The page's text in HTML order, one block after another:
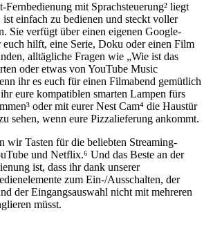
Fernbedienung mit Sprachsteuerung² liegt
einfach zu bedienen und steckt voller
Sie verfügt über einen eigenen Google-
euch hilft, eine Serie, Doku oder einen Film
alltägliche Fragen wie „Wie ist das
oder etwas von YouTube Music
ihr es euch für einen Filmabend gemütlich
eure kompatiblen smarten Lampen fürs
oder mit eurer Nest Cam⁴ die Haustür
sehen, wenn eure Pizzalieferung ankommt.
wir Tasten für die beliebten Streaming-
und Netflix.⁶ Und das Beste an der
ist, dass ihr dank unserer
zum Ein-/Ausschalten, der
der Eingangsauswahl nicht mit mehreren
müsst.